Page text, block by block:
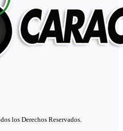
los Derechos Reservados.